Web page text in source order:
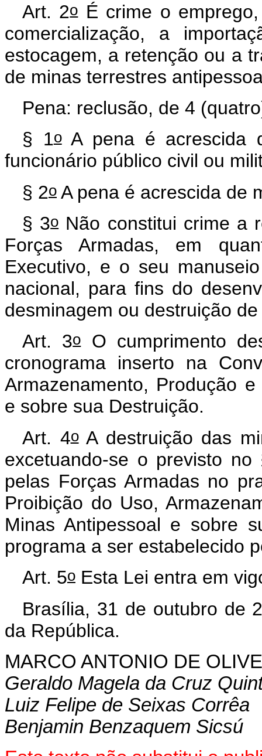
Art. 2oÉ crime o emprego,
comercialização, a
estocagem, a retenção ou a
de minas terrestres
Pena: reclusão, de 4
§ 1oA pena é acrescida
funcionário público civil ou
§ 2o A pena é acrescida de
§ 3oNão constitui crime a
Forças Armadas, em
Executivo, e o seu
nacional, para fins do
desminagem ou destruição
Art. 3oO cumprimento
cronograma inserto na
Armazenamento, Produção
e sobre sua Destruição.
Art. 4oA destruição das
excetuando-se o previsto no
pelas Forças Armadas no
Proibição do Uso,
Minas Antipessoal e sobre
programa a ser estabelecido
Art. 5o Esta Lei entra em
Brasília, 31 de outubro de
da República.
MARCO ANTONIO DE
Geraldo Magela da Cruz
Luiz Felipe de Seixas Corrêa
Benjamin Benzaquem Sicsú